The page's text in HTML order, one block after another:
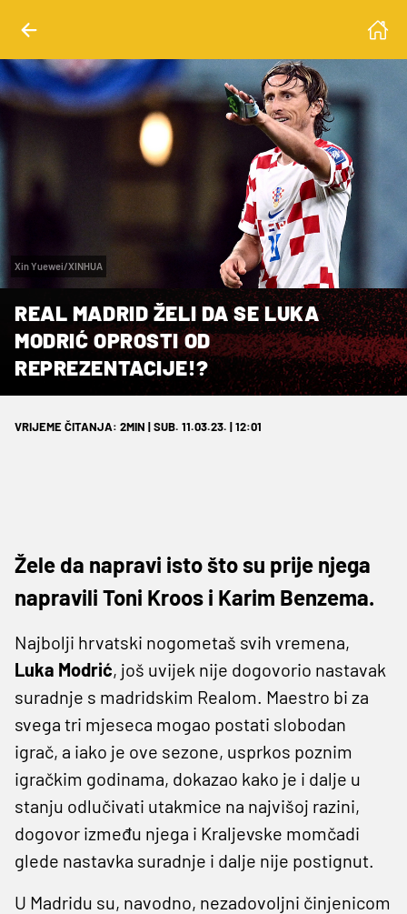
Xin Yuewei/XINHUA
REAL MADRID ŽELI DA SE LUKA
MODRIĆ OPROSTI OD
REPREZENTACIJE!?
VRIJEME ČITANJA: 2MIN | SUB. 11.03.23. | 12:01
Žele da napravi isto što su prije njega
napravili Toni Kroos i Karim Benzema.
Najbolji hrvatski nogometaš svih vremena,
Luka Modrić, još uvijek nije dogovorio nastavak
suradnje s madridskim Realom. Maestro bi za
svega tri mjeseca mogao postati slobodan
igrač, a iako je ove sezone, usprkos poznim
igračkim godinama, dokazao kako je i dalje u
stanju odlučivati utakmice na najvišoj razini,
dogovor između njega i Kraljevske momčadi
glede nastavka suradnje i dalje nije postignut.
U Madridu su, navodno, nezadovoljni činjenicom